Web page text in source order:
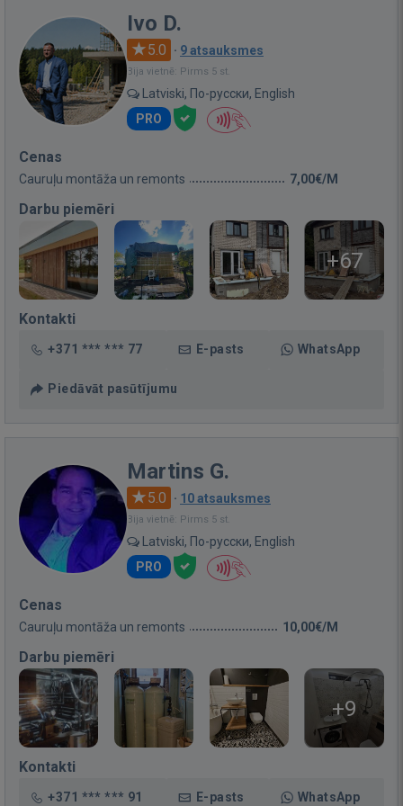
Ivo D.
5.0 · 9 atsauksmes
Bija vietnē: Pirms 5 st.
Latviski, По-русски, English
PRO
Cenas
Cauruļu montāža un remonts 7,00€/M
Darbu piemēri
+67
Kontakti
+371 *** *** 77 E-pasts WhatsApp
Piedāvāt pasūtījumu
Martins G.
5.0 · 10 atsauksmes
Bija vietnē: Pirms 5 st.
Latviski, По-русски, English
PRO
Cenas
Cauruļu montāža un remonts 10,00€/M
Darbu piemēri
+9
Kontakti
+371 *** *** 91 E-pasts WhatsApp